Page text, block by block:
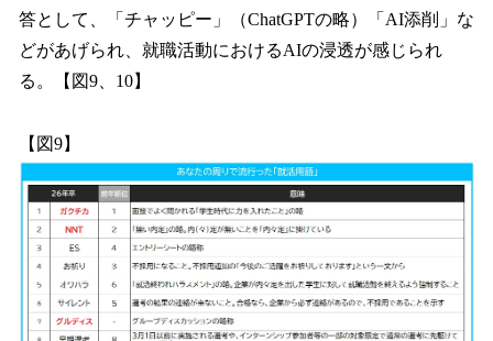
答として、「チャッピー」（ChatGPTの略）「AI添削」な
どがあげられ、就職活動におけるAIの浸透が感じられ
る。【図9、10】
【図9】